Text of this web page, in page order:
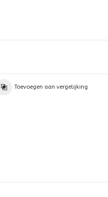
Toevoegen aan vergelijking